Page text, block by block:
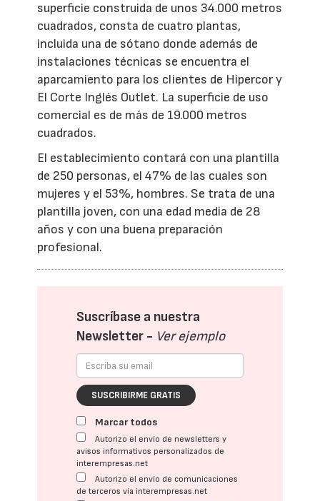
superficie construida de unos 34.000 metros
cuadrados, consta de cuatro plantas,
incluida una de sótano donde además de
instalaciones técnicas se encuentra el
aparcamiento para los clientes de Hipercor y
El Corte Inglés Outlet. La superficie de uso
comercial es de más de 19.000 metros
cuadrados.
El establecimiento contará con una plantilla
de 250 personas, el 47% de las cuales son
mujeres y el 53%, hombres. Se trata de una
plantilla joven, con una edad media de 28
años y con una buena preparación
profesional.
Suscríbase a nuestra
Newsletter - Ver ejemplo
SUSCRIBIRME GRATIS
Marcar todos
Autorizo el envío de newsletters y
avisos informativos personalizados de
interempresas.net
Autorizo el envío de comunicaciones
de terceros vía interempresas.net